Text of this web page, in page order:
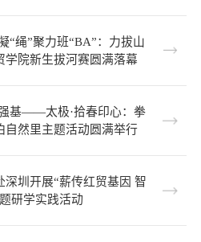
绳”聚力班“BA”：力拔山
学院新生拔河赛圆满落幕
基——太极·拾春印心：拳
自然里主题活动圆满举行
深圳开展“薪传红贸基因 智
研学实践活动